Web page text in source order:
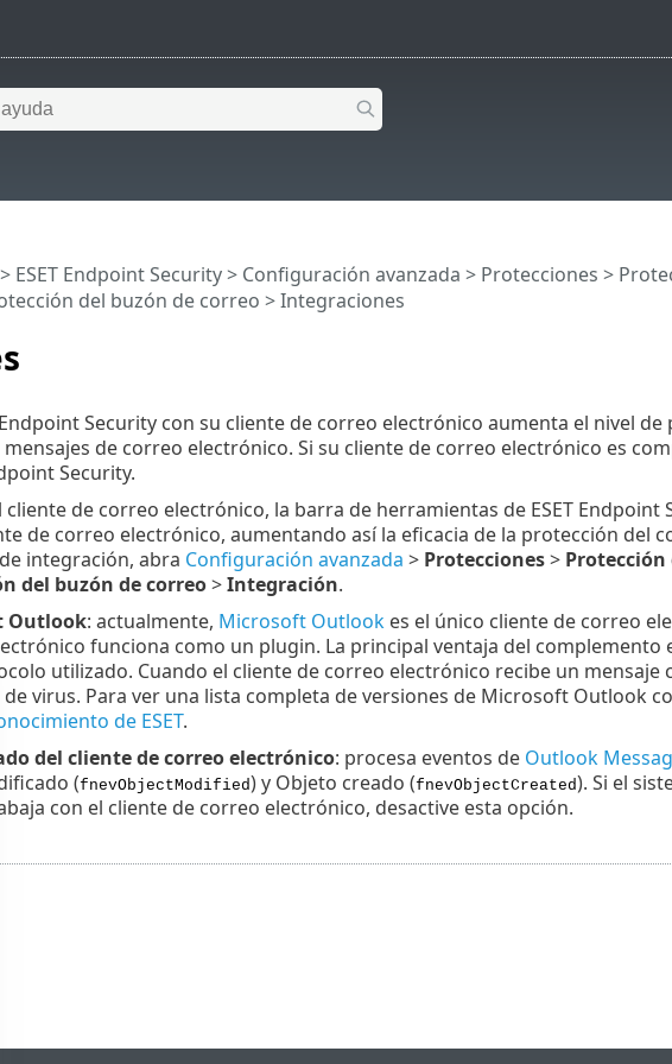
ESET Endpoint Security> Configuración avanzada > Protecciones >
del buzón de correo > Integraciones
Security con su cliente de correo electrónico aumenta el nivel
de correo electrónico. Si su cliente de correo electrónico es
Security.
de correo electrónico, la barra de herramientas de ESET Endpoint
de correo electrónico, aumentando así la eficacia de la protección del
integración, abra Configuración avanzada > Protecciones> Protección
del buzón de correo>Integración.
Outlook: actualmente, Microsoft Outlookes el único cliente de correo
funciona como un plugin. La principal ventaja del complemento
utilizado. Cuando el cliente de correo electrónico recibe un mensaje
de virus. Para ver una lista completa de versiones de Microsoft Outlook
de ESET.
del cliente de correo electrónico: procesa eventos de Outlook
(fnevObjectModified) y Objeto creado (fnevObjectCreated). Si el
con el cliente de correo electrónico, desactive esta opción.